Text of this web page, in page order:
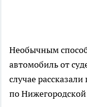
Необычным
автомобиль от
случае
по Нижегородской